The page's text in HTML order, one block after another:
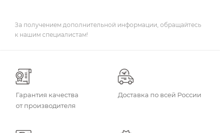
За получением дополнительной информации, обращайтесь
к нашим специалистам!
Гарантия качества
от производителя
Доставка по всей России